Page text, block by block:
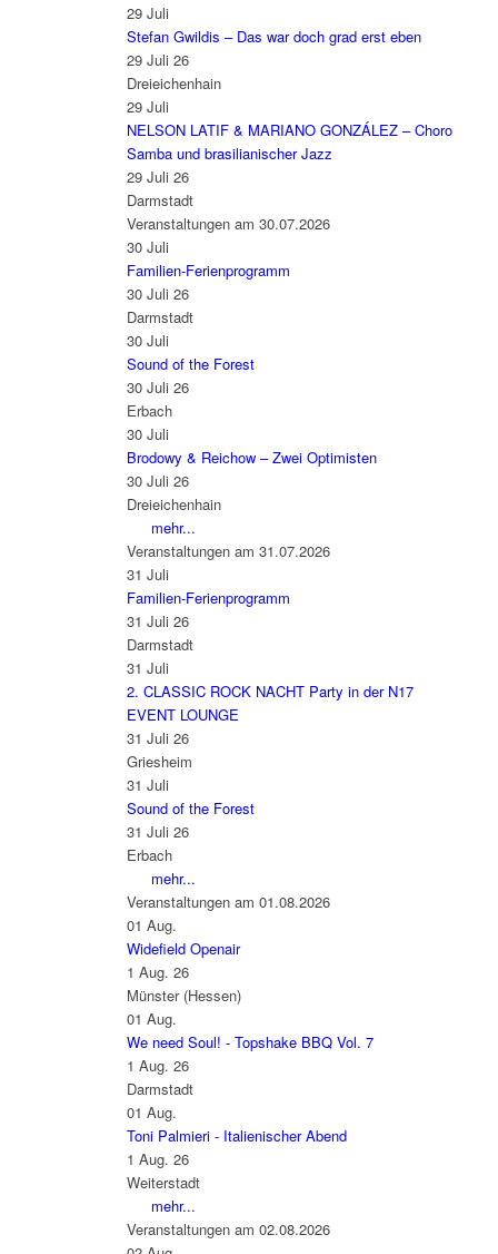
29 Juli
Stefan Gwildis – Das war doch grad erst eben
29 Juli 26
Dreieichenhain
29 Juli
NELSON LATIF & MARIANO GONZÁLEZ – Choro
Samba und brasilianischer Jazz
29 Juli 26
Darmstadt
Veranstaltungen am 30.07.2026
30 Juli
Familien-Ferienprogramm
30 Juli 26
Darmstadt
30 Juli
Sound of the Forest
30 Juli 26
Erbach
30 Juli
Brodowy & Reichow – Zwei Optimisten
30 Juli 26
Dreieichenhain
mehr...
Veranstaltungen am 31.07.2026
31 Juli
Familien-Ferienprogramm
31 Juli 26
Darmstadt
31 Juli
2. CLASSIC ROCK NACHT Party in der N17
EVENT LOUNGE
31 Juli 26
Griesheim
31 Juli
Sound of the Forest
31 Juli 26
Erbach
mehr...
Veranstaltungen am 01.08.2026
01 Aug.
Widefield Openair
1 Aug. 26
Münster (Hessen)
01 Aug.
We need Soul! - Topshake BBQ Vol. 7
1 Aug. 26
Darmstadt
01 Aug.
Toni Palmieri - Italienischer Abend
1 Aug. 26
Weiterstadt
mehr...
Veranstaltungen am 02.08.2026